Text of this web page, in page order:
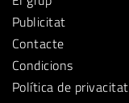
Publicitat
Contacte
Condicions
Política de privacitat